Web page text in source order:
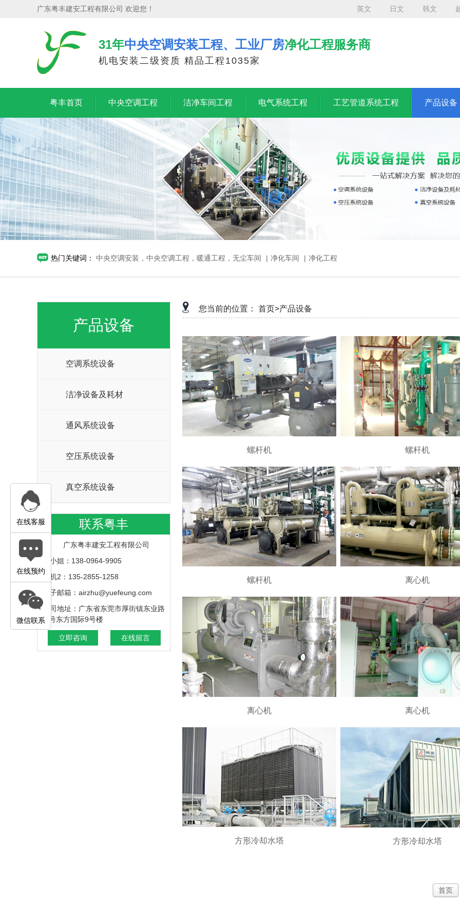
广东粤丰建安工程有限公司 欢迎您！ 英文 日文 韩文
31年中央空调安装工程、工业厂房净化工程服务商
机电安装二级资质 精品工程1035家
粤丰首页 中央空调工程 洁净车间工程 电气系统工程 工艺管道系统工程 产品设备
热门关键词： 中央空调安装，中央空调工程，暖通工程，无尘车间 | 净化车间 | 净化工程
产品设备
空调系统设备
洁净设备及耗材
通风系统设备
空压系统设备
真空系统设备
联系粤丰
广东粤丰建安工程有限公司
苏小姐：138-0964-9905
手机2：135-2855-1258
电子邮箱：airzhu@yuefeung.com
公司地址：广东省东莞市厚街镇东业路
6 号东方国际9号楼
立即咨询 在线留言
您当前的位置： 首页>产品设备
螺杆机 螺杆机
螺杆机 离心机
离心机 离心机
方形冷却水塔 方形冷却水塔
首页
在线客服
在线预约
微信联系